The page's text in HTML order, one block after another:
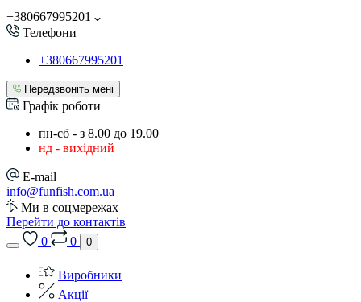
+380667995201
Телефони
+380667995201
Передзвоніть мені
Графік роботи
пн-сб - з 8.00 до 19.00
нд - вихідний
E-mail
info@funfish.com.ua
Ми в соцмережах
Перейти до контактів
0
0 0
Виробники
Акції